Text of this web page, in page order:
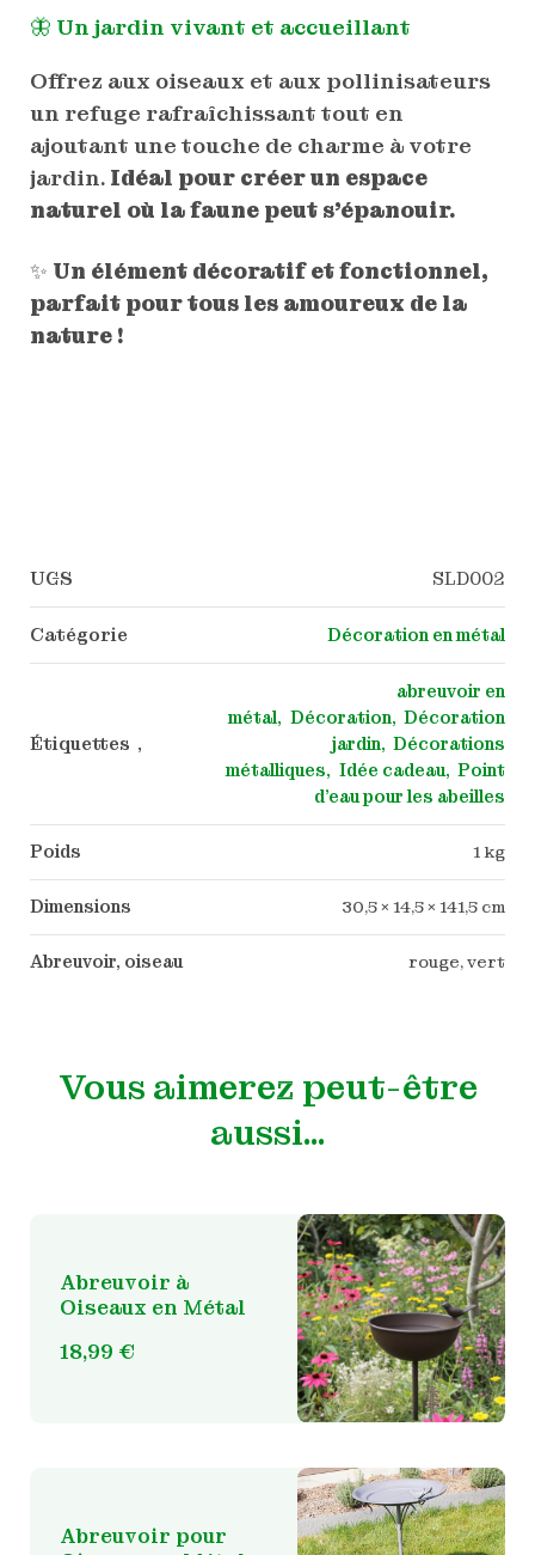
🦋 Un jardin vivant et accueillant
Offrez aux oiseaux et aux pollinisateurs
un refuge rafraîchissant tout en
ajoutant une touche de charme à votre
jardin. Idéal pour créer un espace
naturel où la faune peut s’épanouir.
✨ Un élément décoratif et fonctionnel,
parfait pour tous les amoureux de la
nature !
UGS SLD002
Catégorie Décoration en métal
Étiquettes ,
abreuvoir en
métal Décoration Décoration
jardin Décorations
métalliques
Idée cadeau Point
d'eau pour les abeilles
Poids 1 kg
Dimensions 30,5 × 14,5 × 141,5 cm
Abreuvoir, oiseau rouge, vert
Vous aimerez peut-être
aussi…
Abreuvoir à
Oiseaux en Métal
18,99 €
Abreuvoir pour